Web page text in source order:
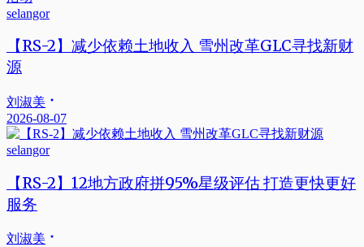
selangor
【RS-2】减少依赖土地收入 雪州改革GLC寻找新财
源
刘淑美
2026-08-07
selangor
【RS-2】12地方政府拼95%星级评估 打造更快更好
服务
刘淑美